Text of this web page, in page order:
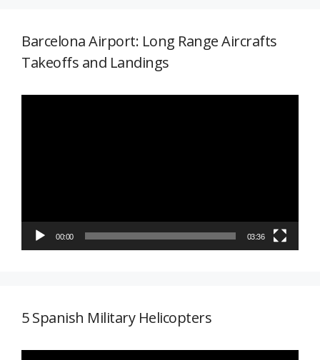
Barcelona Airport: Long Range Aircrafts
Takeoffs and Landings
00:00 03:36
5 Spanish Military Helicopters